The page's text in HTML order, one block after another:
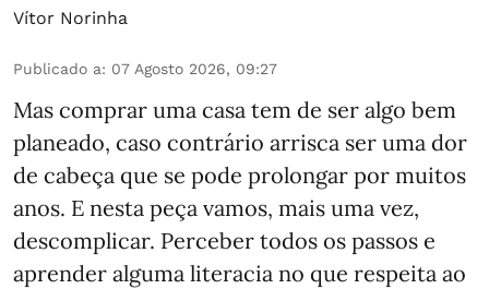
Vítor Norinha
Publicado a: 07 Agosto 2026, 09:27
Mas comprar uma casa tem de ser algo bem
planeado, caso contrário arrisca ser uma dor
de cabeça que se pode prolongar por muitos
anos. E nesta peça vamos, mais uma vez,
descomplicar. Perceber todos os passos e
aprender alguma literacia no que respeita ao